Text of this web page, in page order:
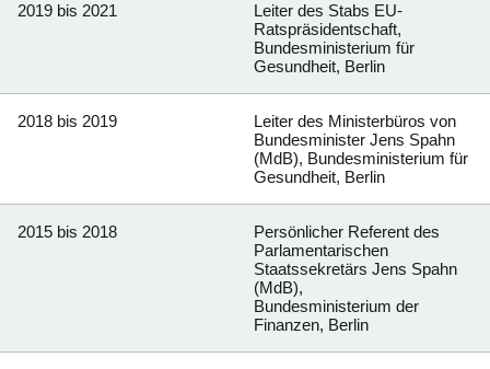
2019 bis 2021
Leiter des Stabs EU-
Ratspräsidentschaft,
Bundesministerium für
Gesundheit, Berlin
2018 bis 2019
Leiter des Ministerbüros von
Bundesminister Jens Spahn
(MdB), Bundesministerium für
Gesundheit, Berlin
2015 bis 2018
Persönlicher Referent des
Parlamentarischen
Staatssekretärs Jens Spahn
(MdB),
Bundesministerium der
Finanzen, Berlin